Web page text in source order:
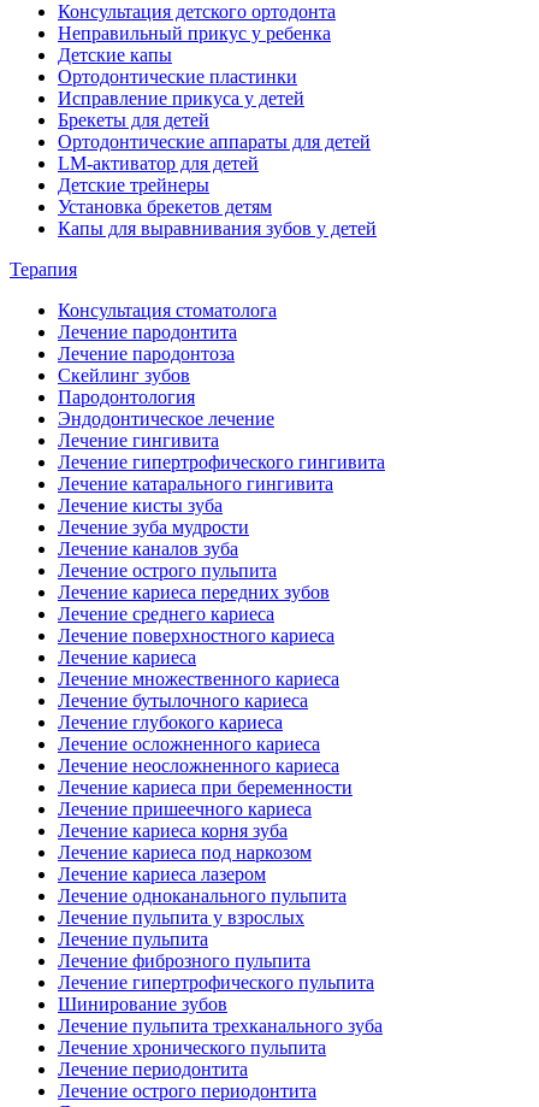
Консультация детского ортодонта
Неправильный прикус у ребенка
Детские капы
Ортодонтические пластинки
Исправление прикуса у детей
Брекеты для детей
Ортодонтические аппараты для детей
LM-активатор для детей
Детские трейнеры
Установка брекетов детям
Капы для выравнивания зубов у детей
Терапия
Консультация стоматолога
Лечение пародонтита
Лечение пародонтоза
Скейлинг зубов
Пародонтология
Эндодонтическое лечение
Лечение гингивита
Лечение гипертрофического гингивита
Лечение катарального гингивита
Лечение кисты зуба
Лечение зуба мудрости
Лечение каналов зуба
Лечение острого пульпита
Лечение кариеса передних зубов
Лечение среднего кариеса
Лечение поверхностного кариеса
Лечение кариеса
Лечение множественного кариеса
Лечение бутылочного кариеса
Лечение глубокого кариеса
Лечение осложненного кариеса
Лечение неосложненного кариеса
Лечение кариеса при беременности
Лечение пришеечного кариеса
Лечение кариеса корня зуба
Лечение кариеса под наркозом
Лечение кариеса лазером
Лечение одноканального пульпита
Лечение пульпита у взрослых
Лечение пульпита
Лечение фиброзного пульпита
Лечение гипертрофического пульпита
Шинирование зубов
Лечение пульпита трехканального зуба
Лечение хронического пульпита
Лечение периодонтита
Лечение острого периодонтита